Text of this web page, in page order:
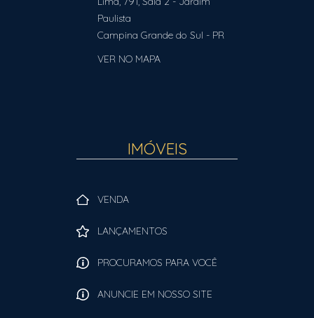
Paulista
Campina Grande do Sul - PR
VER NO MAPA
IMÓVEIS
VENDA
LANÇAMENTOS
PROCURAMOS PARA VOCÊ
ANUNCIE EM NOSSO SITE